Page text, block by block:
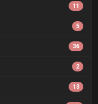
11
5
36
2
13